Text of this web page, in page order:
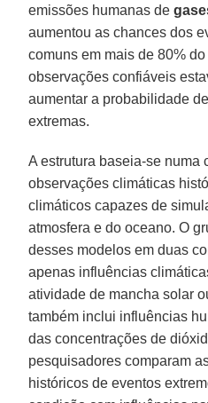
emissões humanas de
aumentou as chances dos
comuns em mais de 80%
observações confiáveis
aumentar a probabilidade
extremas.
A estrutura baseia-se numa
observações climáticas
climáticos capazes de
atmosfera e do oceano. O
desses modelos em duas
apenas influências
atividade de mancha solar
também inclui influências
das concentrações de
pesquisadores comparam
históricos de eventos